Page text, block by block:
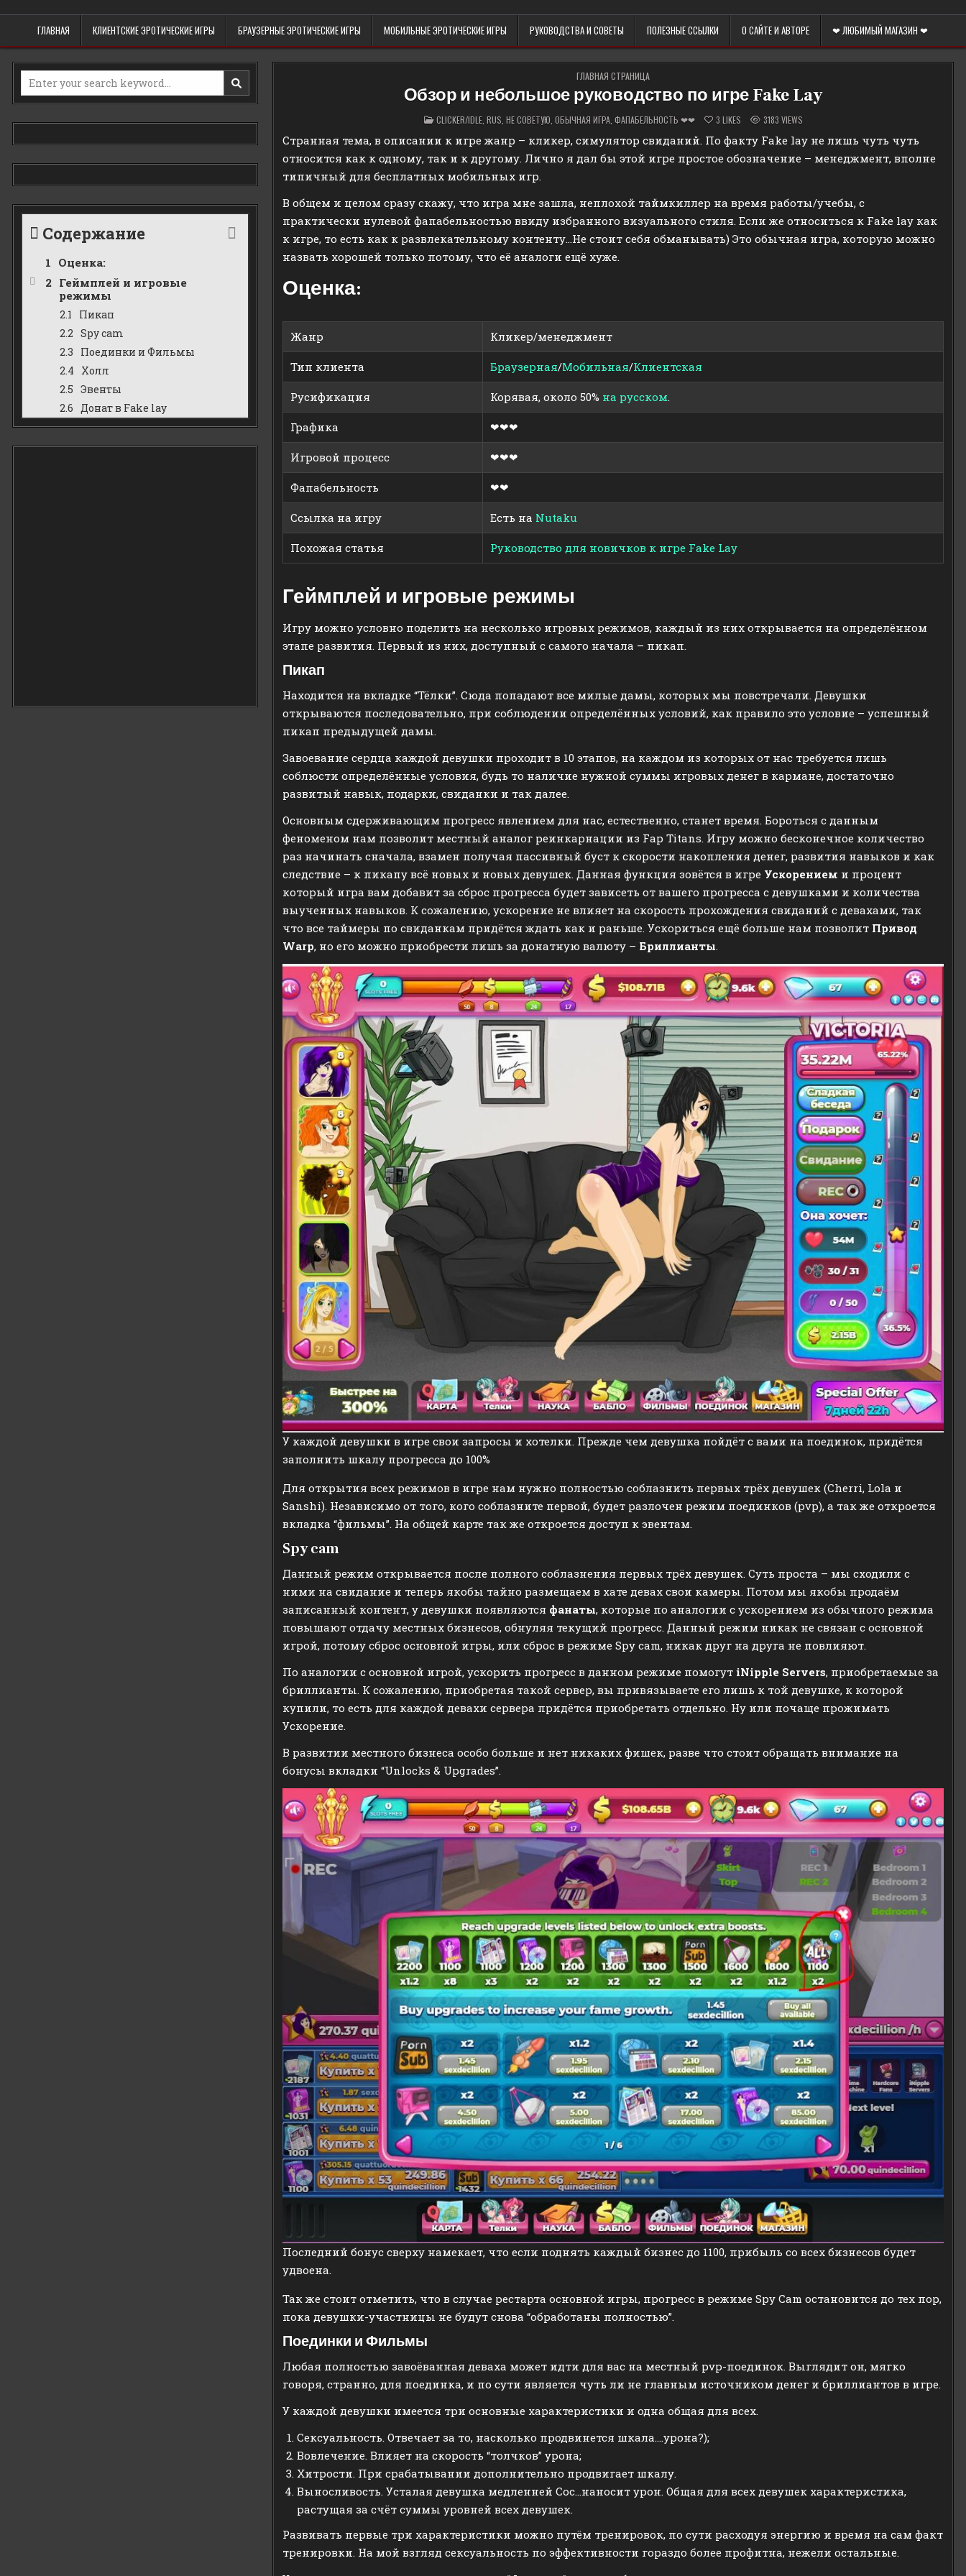
content
Erowind
Обзоры и руководства на эротические игры
ГЛАВНАЯ КЛИЕНТСКИЕ ЭРОТИЧЕСКИЕ ИГРЫ БРАУЗЕРНЫЕ ЭРОТИЧЕСКИЕ ИГРЫ МОБИЛЬНЫЕ ЭРОТИЧЕСКИЕ ИГРЫ РУКОВОДСТВА И СОВЕТЫ ПОЛЕЗНЫЕ ССЫЛКИ О САЙТЕ И АВТОРЕ ❤ ЛЮБИМЫЙ МАГАЗИН ❤
ГЛАВНАЯ СТРАНИЦА
Обзор и небольшое руководство по игре Fake Lay
POSTED
IN
CLICKER/IDLE, RUS НЕ СОВЕТУЮ ОБЫЧНАЯ ИГРА, ФАПАБЕЛЬНОСТЬ ❤❤ 3 LIKES 3183 VIEWS
Странная тема, в описании к игре жанр – кликер, симулятор свиданий. По факту Fake lay не лишь чуть чуть
относится как к одному, так и к другому. Лично я дал бы этой игре простое обозначение – менеджмент, вполне
типичный для бесплатных мобильных игр.
В общем и целом сразу скажу, что игра мне зашла, неплохой таймкиллер на время работы/учебы, с
практически нулевой фапабельностью ввиду избранного визуального стиля. Если же относиться к Fake lay как
к игре, то есть как к развлекательному контенту…Не стоит себя обманывать) Это обычная игра, которую можно
назвать хорошей только потому, что её аналоги ещё хуже.
Оценка:
Жанр Кликер/менеджмент
Тип клиента Браузерная/Мобильная/Клиентская
Русификация Корявая, около 50% на русском
Графика ❤❤❤
Игровой процесс ❤❤❤
Фапабельность ❤❤
Ссылка на игру Есть на Nutaku
Похожая статья Руководство для новичков к игре Fake Lay
Геймплей и игровые режимы
Игру можно условно поделить на несколько игровых режимов, каждый из них открывается на определённом
этапе развития. Первый из них, доступный с самого начала – пикап.
Пикап
Находится на вкладке “Тёлки”. Сюда попадают все милые дамы, которых мы повстречали. Девушки
открываются последовательно, при соблюдении определённых условий, как правило это условие – успешный
пикап предыдущей дамы.
Завоевание сердца каждой девушки проходит в 10 этапов, на каждом из которых от нас требуется лишь
соблюсти определённые условия, будь то наличие нужной суммы игровых денег в кармане, достаточно
развитый навык, подарки, свиданки и так далее.
Основным сдерживающим прогресс явлением для нас, естественно, станет время. Бороться с данным
феноменом нам позволит местный аналог реинкарнации из Fap Titans. Игру можно бесконечное количество
раз начинать сначала, взамен получая пассивный буст к скорости накопления денег, развития навыков и как
следствие – к пикапу всё новых и новых девушек. Данная функция зовётся в игре Ускорением и процент
который игра вам добавит за сброс прогресса будет зависеть от вашего прогресса с девушками и количества
выученных навыков. К сожалению, ускорение не влияет на скорость прохождения свиданий с девахами, так
что все таймеры по свиданкам придётся ждать как и раньше. Ускориться ещё больше нам позволит Привод
Warp, но его можно приобрести лишь за донатную валюту – Бриллианты.
У каждой девушки в игре свои запросы и хотелки. Прежде чем девушка пойдёт с вами на поединок, придётся
заполнить шкалу прогресса до 100%
Для открытия всех режимов в игре нам нужно полностью соблазнить первых трёх девушек (Cherri, Lola и
Sanshi). Независимо от того, кого соблазните первой, будет разлочен режим поединков (pvp), а так же откроется
вкладка “фильмы”. На общей карте так же откроется доступ к эвентам.
Spy cam
Данный режим открывается после полного соблазнения первых трёх девушек. Суть проста – мы сходили с
ними на свидание и теперь якобы тайно размещаем в хате девах свои камеры. Потом мы якобы продаём
записанный контент, у девушки появляются фанаты, которые по аналогии с ускорением из обычного режима
повышают отдачу местных бизнесов, обнуляя текущий прогресс. Данный режим никак не связан с основной
игрой, потому сброс основной игры, или сброс в режиме Spy cam, никак друг на друга не повлияют.
По аналогии с основной игрой, ускорить прогресс в данном режиме помогут iNipple Servers, приобретаемые за
бриллианты. К сожалению, приобретая такой сервер, вы привязываете его лишь к той девушке, к которой
купили, то есть для каждой девахи сервера придётся приобретать отдельно. Ну или почаще прожимать
Ускорение.
В развитии местного бизнеса особо больше и нет никаких фишек, разве что стоит обращать внимание на
бонусы вкладки “Unlocks & Upgrades”.
Последний бонус сверху намекает, что если поднять каждый бизнес до 1100, прибыль со всех бизнесов будет
удвоена.
Так же стоит отметить, что в случае рестарта основной игры, прогресс в режиме Spy Cam остановится до тех пор,
пока девушки-участницы не будут снова “обработаны полностью”.
Поединки и Фильмы
Любая полностью завоёванная деваха может идти для вас на местный pvp-поединок. Выглядит он, мягко
говоря, странно, для поединка, и по сути является чуть ли не главным источником денег и бриллиантов в игре.
У каждой девушки имеется три основные характеристики и одна общая для всех.
Сексуальность. Отвечает за то, насколько продвинется шкала….урона?);
Вовлечение. Влияет на скорость “толчков” урона;
Хитрости. При срабатывании дополнительно продвигает шкалу.
Выносливость. Усталая девушка медленней Сос…наносит урон. Общая для всех девушек характеристика,
растущая за счёт суммы уровней всех девушек.
Развивать первые три характеристики можно путём тренировок, по сути расходуя энергию и время на сам факт
тренировки. На мой взгляд сексуальность по эффективности гораздо более профитна, нежели остальные.
Search
for:
Содержание
Оценка:
Геймплей и игровые
режимы
Пикап
Spy cam
Поединки и Фильмы
Холл
Эвенты
Донат в Fake lay